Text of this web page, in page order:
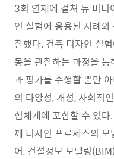
3회 연재에 걸쳐 뉴 미
인 실험에 응용된 사례
찰했다. 건축 디자인 실
동을 관찰하는 과정을
과 평가를 수행할 뿐만
의 다양성, 개성, 사회적
험체계에 포함할 수 있
께 디자인 프로세스의
어, 건설정보 모델링